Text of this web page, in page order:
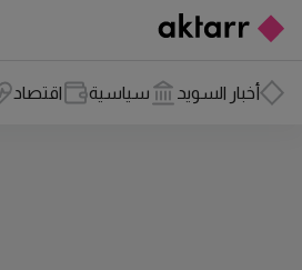
أخبار السويد سياسية اقتصاد